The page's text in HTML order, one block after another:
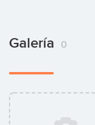
Galería 0